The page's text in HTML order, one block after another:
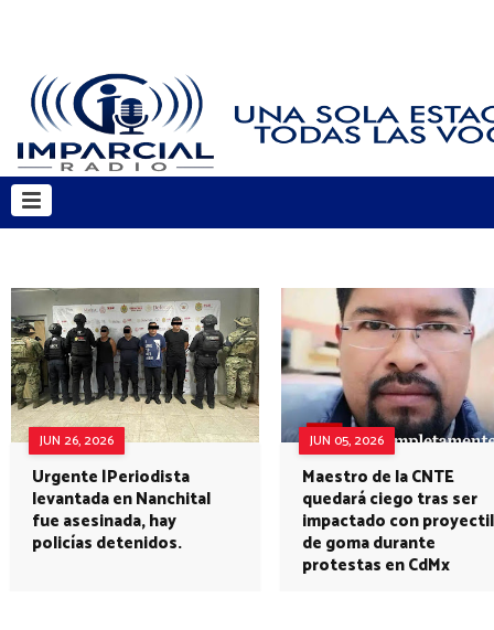
JUN 26, 2026
Urgente |Periodista
levantada en Nanchital
fue asesinada, hay
policías detenidos.
JUN 05, 2026
Maestro de la CNTE
quedará ciego tras ser
impactado con proyectil
de goma durante
protestas en CdMx